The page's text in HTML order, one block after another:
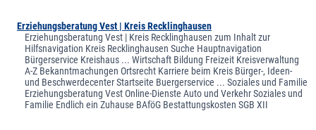
Erziehungsberatung Vest | Kreis Recklinghausen
Erziehungsberatung Vest | Kreis Recklinghausen zum Inhalt zur
Hilfsnavigation Kreis Recklinghausen Suche Hauptnavigation
Bürgerservice Kreishaus ... Wirtschaft Bildung Freizeit Kreisverwaltung
A-Z Bekanntmachungen Ortsrecht Karriere beim Kreis Bürger-, Ideen-
und Beschwerdecenter Startseite Buergerservice ... Soziales und Familie
Erziehungsberatung Vest Online-Dienste Auto und Verkehr Soziales und
Familie Endlich ein Zuhause BAföG Bestattungskosten SGB XII